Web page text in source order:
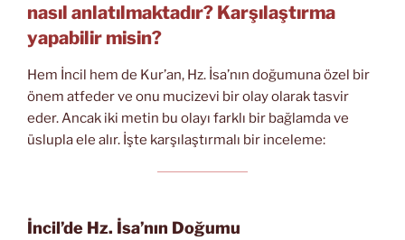
nasıl anlatılmaktadır? Karşılaştırma
yapabilir misin?
Hem İncil hem de Kur’an, Hz. İsa’nın doğumuna özel bir
önem atfeder ve onu mucizevi bir olay olarak tasvir
eder. Ancak iki metin bu olayı farklı bir bağlamda ve
üslupla ele alır. İşte karşılaştırmalı bir inceleme:
İncil’de Hz. İsa’nın Doğumu